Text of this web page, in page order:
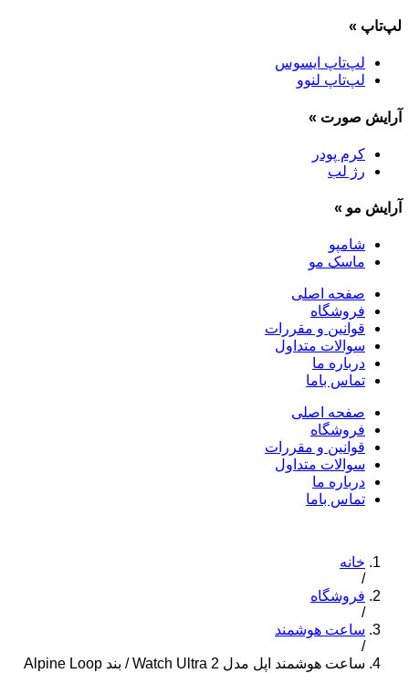
لپ‌تاپ »
لپ‌تاپ ایسوس
لپ‌تاپ لنوو
آرایش صورت »
کرم پودر
رژ لب
آرایش مو »
شامپو
ماسک مو
صفحه اصلی
فروشگاه
قوانین و مقررات
سوالات متداول
درباره ما
تماس باما
صفحه اصلی
فروشگاه
قوانین و مقررات
سوالات متداول
درباره ما
تماس باما
خانه
/
فروشگاه
/
ساعت هوشمند
/
ساعت هوشمند اپل مدل Watch Ultra 2 / بند Alpine Loop